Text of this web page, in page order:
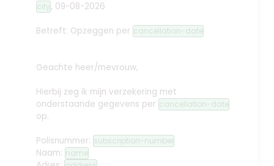
city, 09-08-2026
Betreft: Opzeggen per cancellation-date
Geachte heer/mevrouw,
Hierbij zeg ik mijn verzekering met
onderstaande gegevens per cancellation-date
op.
Polisnummer: subscription-number
Naam: name